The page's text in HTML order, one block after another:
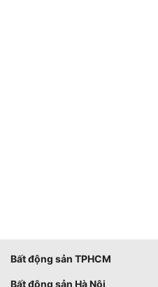
Bất động sản TPHCM
Bất động sản Hà Nội